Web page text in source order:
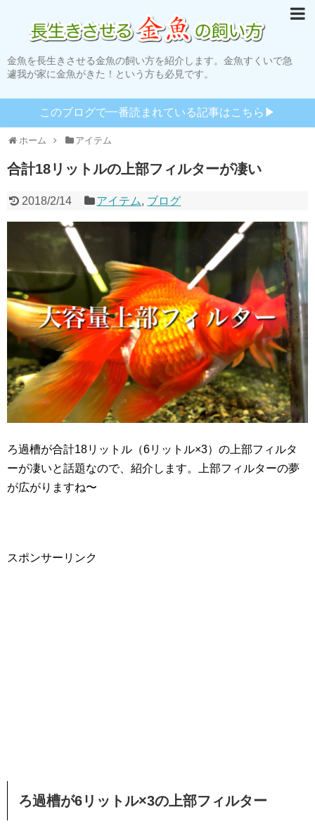
金魚を長生きさせる金魚の飼い方を紹介します。金魚すくいで急
遽我が家に金魚がきた！という方も必見です。
このブログで一番読まれている記事はこちら▶︎
ホーム アイテム
合計18リットルの上部フィルターが凄い
2018/2/14 アイテム, ブログ
ろ過槽が合計18リットル（6リットル×3）の上部フィルタ
ーが凄いと話題なので、紹介します。上部フィルターの夢
が広がりますね〜
スポンサーリンク
ろ過槽が6リットル×3の上部フィルター